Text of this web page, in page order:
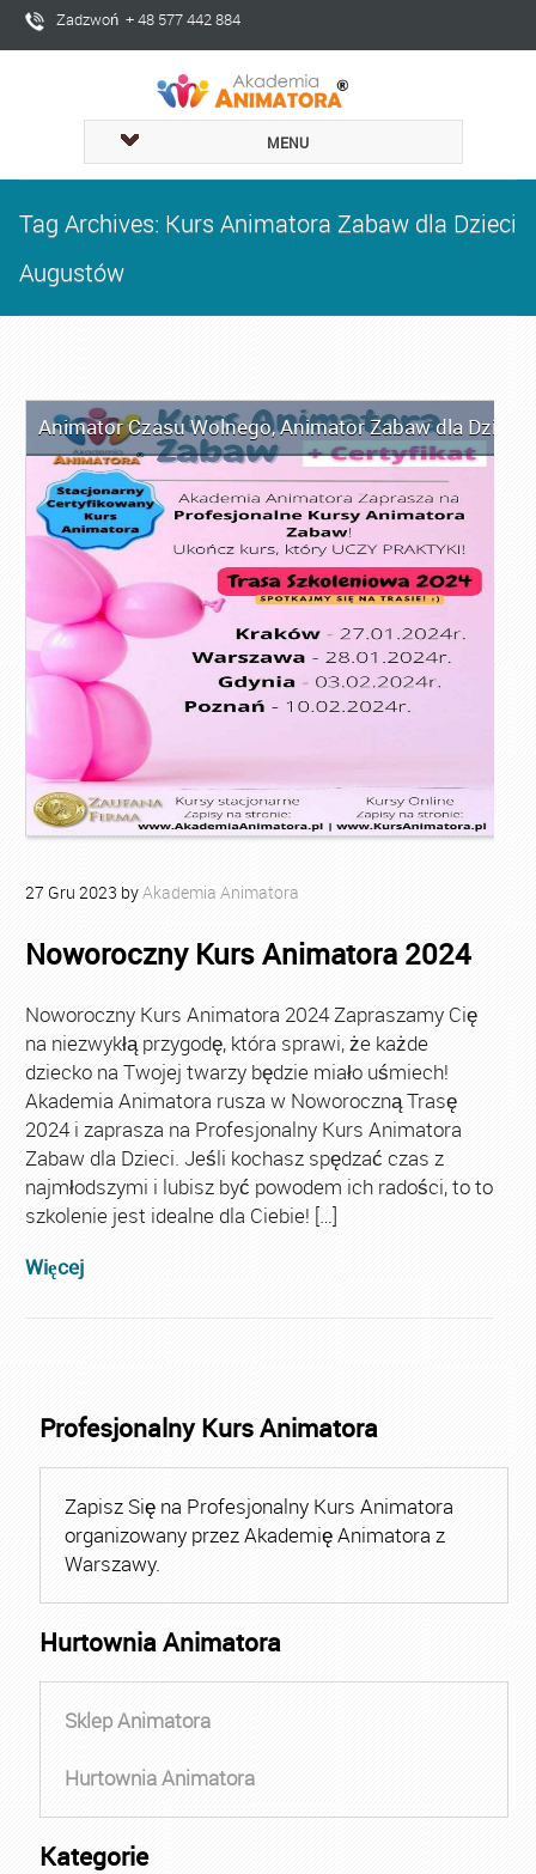
Zadzwoń + 48 577 442 884
MENU
Tag Archives: Kurs Animatora Zabaw dla Dzieci
Augustów
Animator Czasu Wolnego,Animator Zabaw dla Dzieci
27 Gru 2023 byAkademia Animatora
Noworoczny Kurs Animatora 2024
Noworoczny Kurs Animatora 2024 Zapraszamy Cię
na niezwykłą przygodę, która sprawi, że każde
dziecko na Twojej twarzy będzie miało uśmiech!
Akademia Animatora rusza w Noworoczną Trasę
2024 i zaprasza na Profesjonalny Kurs Animatora
Zabaw dla Dzieci. Jeśli kochasz spędzać czas z
najmłodszymi i lubisz być powodem ich radości, to to
szkolenie jest idealne dla Ciebie! […]
Więcej
Profesjonalny Kurs Animatora
Zapisz Się na Profesjonalny Kurs Animatora
organizowany przez Akademię Animatora z
Warszawy.
Hurtownia Animatora
Sklep Animatora
Hurtownia Animatora
Kategorie